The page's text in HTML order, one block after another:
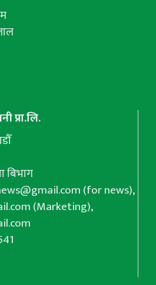
प्रा.लि.
बिभाग
(for news),
(Marketing),